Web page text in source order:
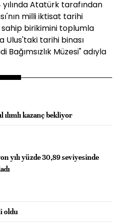
Atatürk tarafından
milli iktisat tarihi
sahip birikimini toplumla
Ulus'taki tarihi binası
Bağımsızlık Müzesi" adıyla
ılımlı kazanç bekliyor
yılı yüzde 30,89 seviyesinde
oldu